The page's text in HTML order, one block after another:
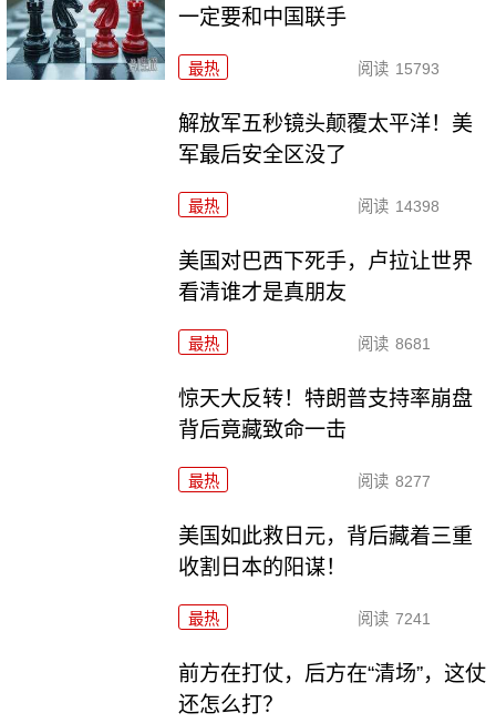
一定要和中国联手
最热 阅读 15793
解放军五秒镜头颠覆太平洋！美
军最后安全区没了
最热 阅读 14398
美国对巴西下死手，卢拉让世界
看清谁才是真朋友
最热 阅读 8681
惊天大反转！特朗普支持率崩盘
背后竟藏致命一击
最热 阅读 8277
美国如此救日元，背后藏着三重
收割日本的阳谋！
最热 阅读 7241
前方在打仗，后方在“清场”，这仗
还怎么打？